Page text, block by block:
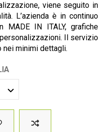
viene seguito in
L’azienda è in continuo
IN ITALY, grafiche
Il servizio
nei minimi dettagli.